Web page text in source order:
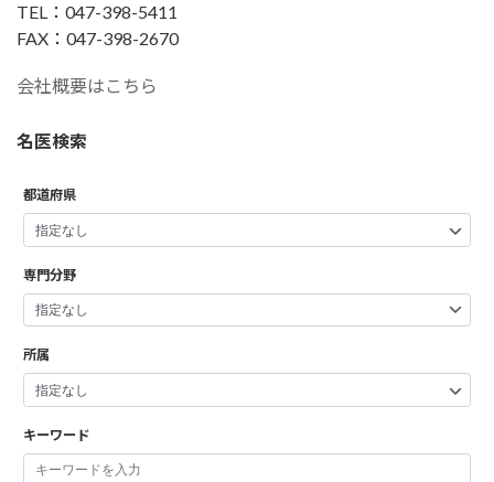
TEL：047-398-5411
FAX：047-398-2670
会社概要はこちら
名医検索
都道府県
専門分野
所属
キーワード